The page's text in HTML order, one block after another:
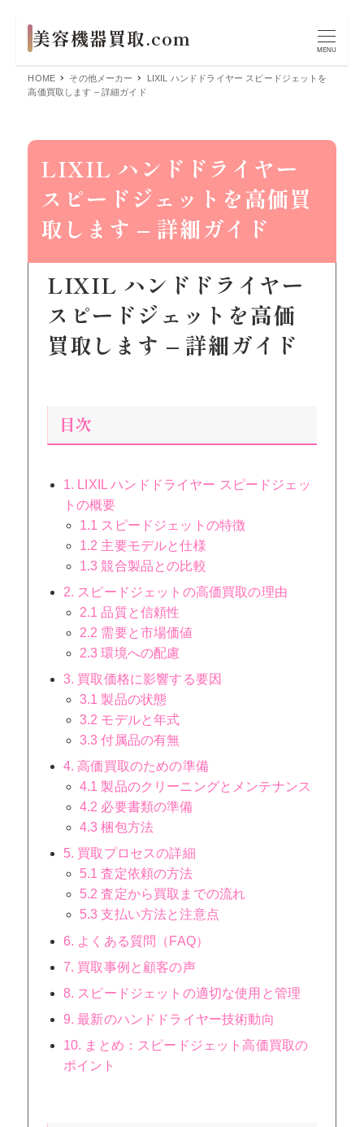
MENU
HOME その他メーカー
LIXIL ハンドドライヤー スピードジェットを
高価買取します – 詳細ガイド
LIXIL ハンドドライヤー
スピードジェットを高価買
取します – 詳細ガイド
LIXIL ハンドドライヤー
スピードジェットを高価
買取します – 詳細ガイド
目次
1. LIXIL ハンドドライヤー スピードジェッ
トの概要
1.1 スピードジェットの特徴
1.2 主要モデルと仕様
1.3 競合製品との比較
2. スピードジェットの高価買取の理由
2.1 品質と信頼性
2.2 需要と市場価値
2.3 環境への配慮
3. 買取価格に影響する要因
3.1 製品の状態
3.2 モデルと年式
3.3 付属品の有無
4. 高価買取のための準備
4.1 製品のクリーニングとメンテナンス
4.2 必要書類の準備
4.3 梱包方法
5. 買取プロセスの詳細
5.1 査定依頼の方法
5.2 査定から買取までの流れ
5.3 支払い方法と注意点
6. よくある質問（FAQ）
7. 買取事例と顧客の声
8. スピードジェットの適切な使用と管理
9. 最新のハンドドライヤー技術動向
10. まとめ：スピードジェット高価買取の
ポイント